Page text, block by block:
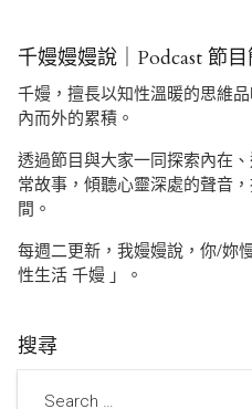
千嫚嫚嫚說｜Podcast 節
千嫚，擅長以知性溫暖的思維
內而外的累積。
透過節目與大家一同探索內在
常故事，傾聽心靈深處的聲音
間。
每週二更新，我嫚嫚說，你/妳
性生活 千嫚 」。
搜尋